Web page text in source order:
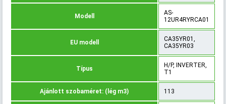
Modell
AS-
12UR4RYRCA01
EU modell
CA35YR01,
CA35YR03
Típus
H/P, INVERTER,
T1
Ajánlott szobaméret: (lég m3) 113